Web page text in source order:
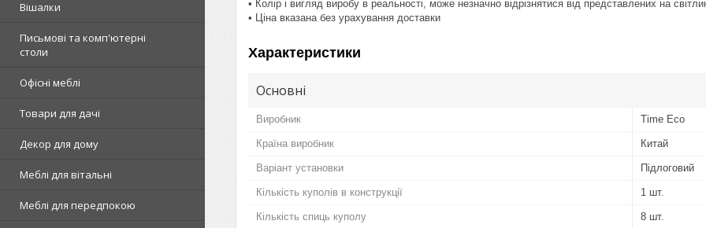
Вішалки
Письмові та комп'ютерні
столи
Офісні меблі
Товари для дачі
Декор для дому
Меблі для вітальні
Меблі для передпокою
• Колір і вигляд виробу в реальності, може незначно відрізнятися від представлених на
• Ціна вказана без урахування доставки
Характеристики
Основні
Виробник Time Eco
Країна виробник Китай
Варіант установки Підлоговий
Кількість куполів в конструкції 1 шт.
Кількість спиць куполу 8 шт.